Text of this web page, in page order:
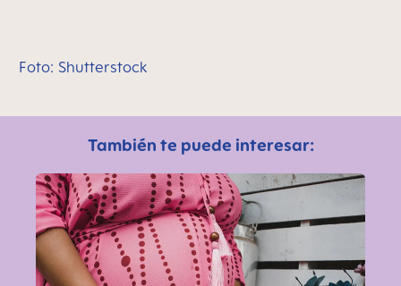
Foto: Shutterstock
También te puede interesar: